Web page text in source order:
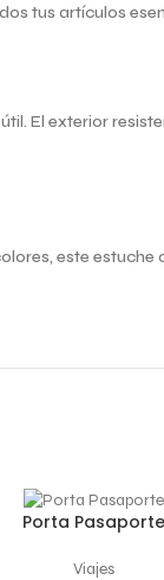
tus artículos
El exterior
este
Porta Pasaporte
Viajes